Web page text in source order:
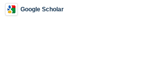
Google Scholar